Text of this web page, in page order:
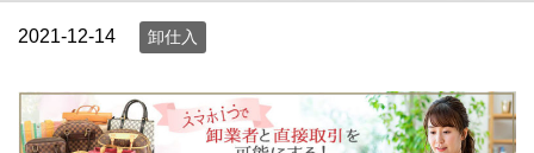
2021-12-14 卸仕入